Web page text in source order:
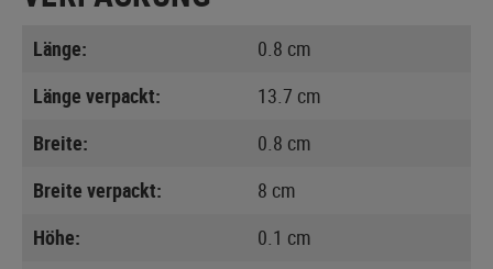
Länge:
0.8 cm
Länge verpackt:
13.7 cm
Breite:
0.8 cm
Breite verpackt:
8 cm
Höhe:
0.1 cm